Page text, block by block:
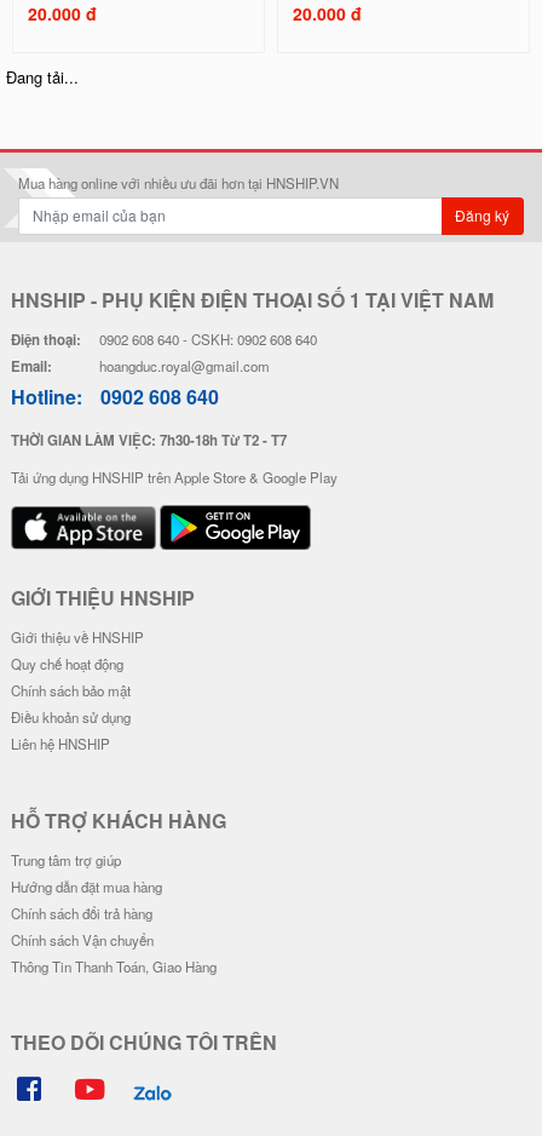
20.000 đ 20.000 đ
Nổi - Hình Nổi Happy Day
28.000 đ
Ốp Lưng Silicon Chống Sốc Viền
Nổi Pokemon x Doremon
20.000 đ
Ốp Lưng Silicon Chống Sốc Viền
20.000 đ
Ốp Lưng Silicon Chống Sốc Viền
Nổi - Hình Nổi Blue Bear
23.000 đ